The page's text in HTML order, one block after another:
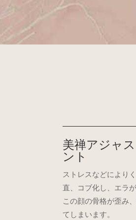
美禅アジャ
ント
ストレスなどにより
直、コブ化し、エラ
この顔の骨格が歪み
てしまいます。